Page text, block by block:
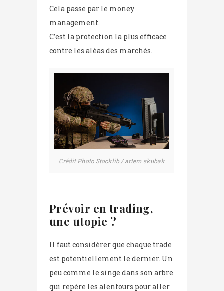
Cela passe par le money
management.
C’est la protection la plus efficace
contre les aléas des marchés.
Crédit Photo Stocklib / artem skubak
Prévoir en trading,
une utopie ?
Il faut considérer que chaque trade
est potentiellement le dernier. Un
peu comme le singe dans son arbre
qui repère les alentours pour aller